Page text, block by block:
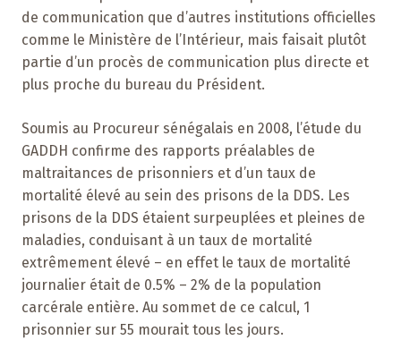
de communication que d’autres institutions officielles
comme le Ministère de l’Intérieur, mais faisait plutôt
partie d’un procès de communication plus directe et
plus proche du bureau du Président.
Soumis au Procureur sénégalais en 2008, l’étude du
GADDH confirme des rapports préalables de
maltraitances de prisonniers et d’un taux de
mortalité élevé au sein des prisons de la DDS. Les
prisons de la DDS étaient surpeuplées et pleines de
maladies, conduisant à un taux de mortalité
extrêmement élevé – en effet le taux de mortalité
journalier était de 0.5% – 2% de la population
carcérale entière. Au sommet de ce calcul, 1
prisonnier sur 55 mourait tous les jours.